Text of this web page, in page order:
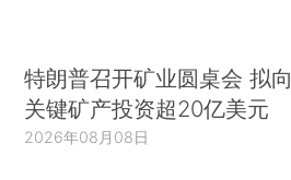
特朗普召开矿业圆桌会 拟向
关键矿产投资超20亿美元
2026年08月08日